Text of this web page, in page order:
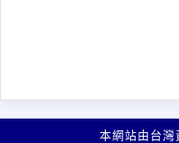
本網站由台